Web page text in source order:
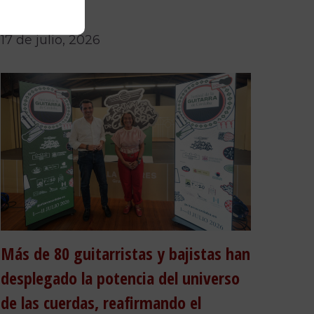
17 de julio, 2026
Más de 80 guitarristas y bajistas han
desplegado la potencia del universo
de las cuerdas, reafirmando el